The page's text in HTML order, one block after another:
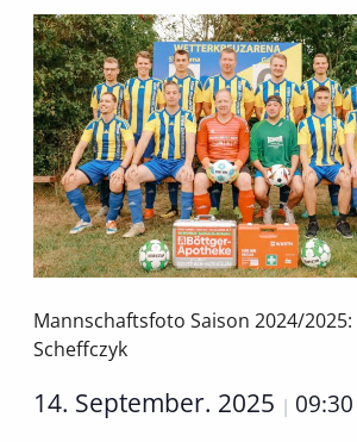
Mannschaftsfoto Saison 2024/2025:
Scheffczyk
14. September. 2025 | 09:30